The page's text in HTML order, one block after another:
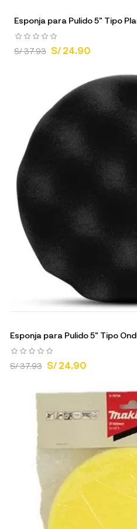
Esponja para Pulido 5" Tipo
S/ 37.93 S/ 24.90
Esponja para Pulido 5" Tipo
S/ 37.93 S/ 24.90